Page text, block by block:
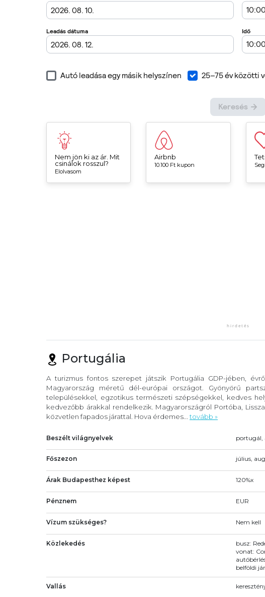
Nem jön ki az ár. Mit
csinálok rosszul?
Elolvasom
Airbnb
10.100 Ft kupon
Portugália
A turizmus fontos szerepet játszik Portugália GDP-jében,
Magyarország méretű dél-európai országot. Gyönyörű
településekkel, egzotikus természeti szépségekkel, kedves
kedvezőbb árakkal rendelkezik. Magyarországról Portóba,
közvetlen fapados járattal. Hova érdemes... tovább »
Beszélt világnyelvek portugál,
Főszezon július,
Árak Budapesthez képest 120%x
Pénznem EUR
Vízum szükséges? Nem kell
Közlekedés
busz:
vonat:
belföldi
Vallás